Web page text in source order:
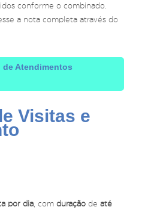
conforme o combinado.
a nota completa através do
Atendimentos
Visitas e
por dia, com duraçãode até